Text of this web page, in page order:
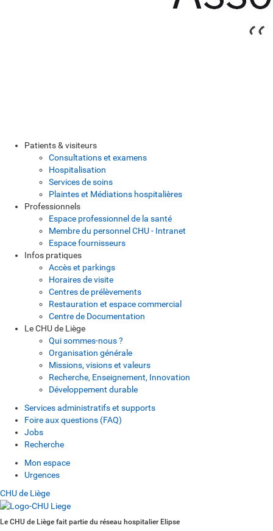
Patients & visiteurs
Consultations et examens
Hospitalisation
Services de soins
Plaintes et Médiations hospitalières
Professionnels
Espace professionnel de la santé
Membre du personnel CHU - Intranet
Espace fournisseurs
Infos pratiques
Accès et parkings
Horaires de visite
Centres de prélèvements
Restauration et espace commercial
Centre de Documentation
Le CHU de Liège
Qui sommes-nous ?
Organisation générale
Missions, visions et valeurs
Recherche, Enseignement, Innovation
Développement durable
Services administratifs et supports
Foire aux questions (FAQ)
Jobs
Recherche
Mon espace
Urgences
CHU de Liège
Le CHU de Liège fait partie du réseau hospitalier Elipse